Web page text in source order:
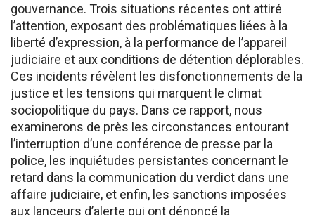
gouvernance. Trois situations récentes ont attiré
l’attention, exposant des problématiques liées à la
liberté d’expression, à la performance de l’appareil
judiciaire et aux conditions de détention déplorables.
Ces incidents révèlent les disfonctionnements de la
justice et les tensions qui marquent le climat
sociopolitique du pays. Dans ce rapport, nous
examinerons de près les circonstances entourant
l’interruption d’une conférence de presse par la
police, les inquiétudes persistantes concernant le
retard dans la communication du verdict dans une
affaire judiciaire, et enfin, les sanctions imposées
aux lanceurs d’alerte qui ont dénoncé la